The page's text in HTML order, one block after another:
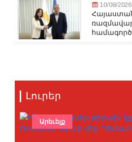
10/08/2026
Լուրեր
Արեւելք